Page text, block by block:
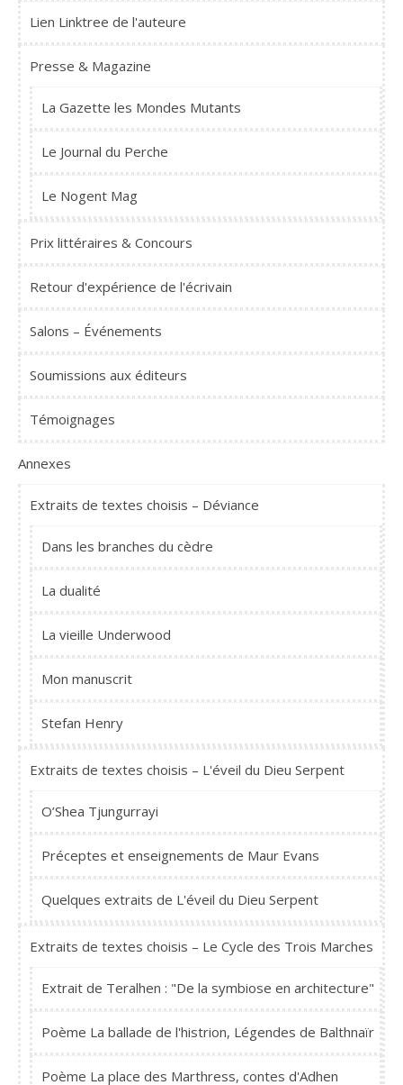
Lien Linktree de l'auteure
Presse & Magazine
La Gazette les Mondes Mutants
Le Journal du Perche
Le Nogent Mag
Prix littéraires & Concours
Retour d'expérience de l'écrivain
Salons – Événements
Soumissions aux éditeurs
Témoignages
Annexes
Extraits de textes choisis – Déviance
Dans les branches du cèdre
La dualité
La vieille Underwood
Mon manuscrit
Stefan Henry
Extraits de textes choisis – L'éveil du Dieu Serpent
O’Shea Tjungurrayi
Préceptes et enseignements de Maur Evans
Quelques extraits de L'éveil du Dieu Serpent
Extraits de textes choisis – Le Cycle des Trois Marches
Extrait de Teralhen : "De la symbiose en architecture"
Poème La ballade de l'histrion, Légendes de Balthnaïr
Poème La place des Marthress, contes d'Adhen